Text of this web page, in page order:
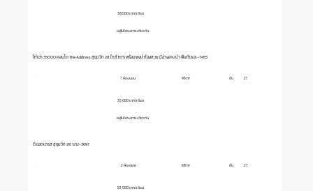
38,000 บาท/เดือน
อยู่ในโครงการเดียวกัน
️ให้เช่า 35000 คอนโด The Address สุขุมวิท 28 ใกล้ BTS พร้อมพงษ์ ️ห้องสวย มีอ่างอาบน้ำ พื้นที่เยอะ-7455
1 ห้องนอน
35,000 บาท/เดือน
ชั้น
46 m² 21
อยู่ในโครงการเดียวกัน
ดิ แอดเดรส สุขุมวิท 28 1212-3697
2 ห้องนอน
55,000 บาท/เดือน
ชั้น
68 m² 27